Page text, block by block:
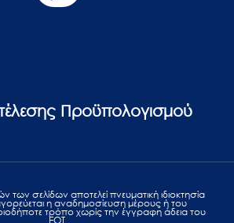
Προϋπολογισμού
των σελίδων αποτελεί πvευματική ιδιοκτησία
η αναδημοσίευση μέρους ή του
τρόπο χωρίς την έγγραφη άδεια του